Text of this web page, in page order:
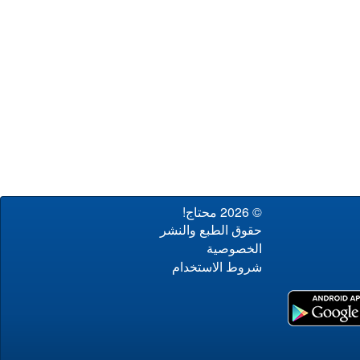
© 2026 محتاج!
حقوق الطبع والنشر
الخصوصية
شروط الاستخدام